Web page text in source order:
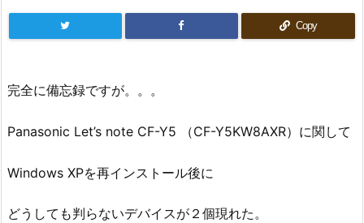
Copy
完全に備忘録ですが。。。
Panasonic Let’s note CF-Y5 （CF-Y5KW8AXR）に関して
Windows XPを再インストール後に
どうしても判らないデバイスが２個現れた。